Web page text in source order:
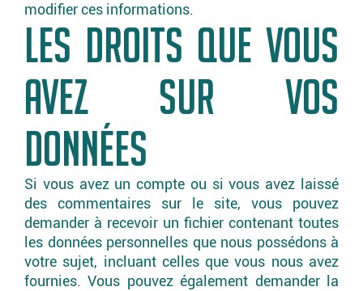
modifier ces informations.
LES DROITS QUE VOUS
AVEZ SUR VOS
DONNÉES
Si vous avez un compte ou si vous avez laissé
des commentaires sur le site, vous pouvez
demander à recevoir un fichier contenant toutes
les données personnelles que nous possédons à
votre sujet, incluant celles que vous nous avez
fournies. Vous pouvez également demander la